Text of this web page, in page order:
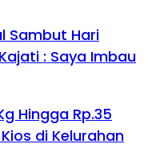
Sambut Hari
: Saya Imbau
Hingga Rp.35
di Kelurahan